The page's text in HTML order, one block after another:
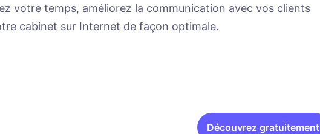
votre temps, améliorez la communication avec vos clients
cabinet sur Internet de façon optimale.
Découvrez gratuitement